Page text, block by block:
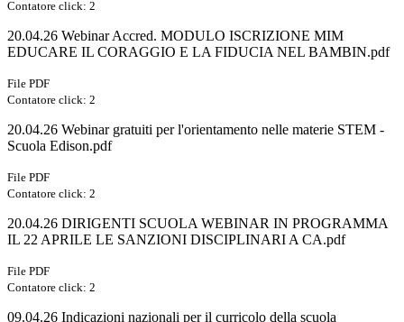
Contatore click: 2
20.04.26 Webinar Accred. MODULO ISCRIZIONE MIM
EDUCARE IL CORAGGIO E LA FIDUCIA NEL BAMBIN.pdf
File PDF
Contatore click: 2
20.04.26 Webinar gratuiti per l'orientamento nelle materie STEM -
Scuola Edison.pdf
File PDF
Contatore click: 2
20.04.26 DIRIGENTI SCUOLA WEBINAR IN PROGRAMMA
IL 22 APRILE LE SANZIONI DISCIPLINARI A CA.pdf
File PDF
Contatore click: 2
09.04.26 Indicazioni nazionali per il curricolo della scuola